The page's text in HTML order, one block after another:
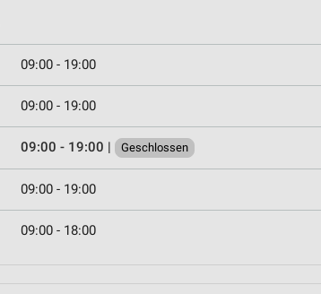
09:00 - 19:00
09:00 - 19:00
09:00 - 19:00 | Geschlossen
09:00 - 19:00
09:00 - 18:00